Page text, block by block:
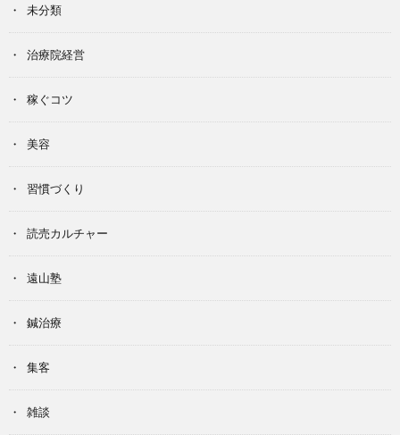
未分類
治療院経営
稼ぐコツ
美容
習慣づくり
読売カルチャー
遠山塾
鍼治療
集客
雑談